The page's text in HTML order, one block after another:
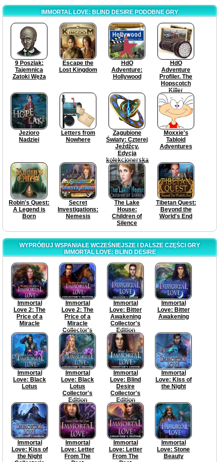
IMMORTAL LOVE: BLIND DESIRE PODOBNE GRY
9 Poszlak:
Tajemnica
Zatoki Węża
Escape the
Lost Kingdom
HdO
Adventure:
Hollywood
HdO
Adventure
Profiler. The
Hopscotch
Killer
Jezioro
Nadziei
Letters from
Nowhere
Zagubione
Światy: Czterej
Jeźdźcy.
Edycja
kolekcjonerska
Moxxie's
Tabloid
Adventures
Robin's Quest:
A Legend is
Born
Secret
Investigations:
Nemesis
The Lake
House:
Children of
Silence
Tibetan Quest:
Beyond the
World's End
WYPRÓBUJ WSPANIAŁE WCZEŚNIEJSZE I DALSZE CZĘŚCI GRY
IMMORTAL LOVE: BLIND DESIRE
Immortal
Love 2: The
Price of a
Miracle
Immortal
Love 2: The
Price of a
Miracle
Collector's
Edition
Immortal
Love: Bitter
Awakening
Collector's
Edition
Immortal
Love: Bitter
Awakening
Immortal
Love: Black
Lotus
Immortal
Love: Black
Lotus
Collector's
Edition
Immortal
Love: Blind
Desire
Collector's
Edition
Immortal
Love: Kiss of
the Night
Immortal
Love: Kiss of
the Night
Immortal
Love: Letter
From The
Immortal
Love: Letter
From The
Immortal
Love: Stone
Beauty